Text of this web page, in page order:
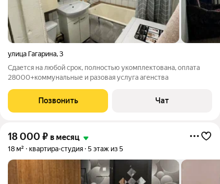
улица Гагарина,3
Сдается на любой срок, полностью укомплектована, оплата
28000+коммунальные и разовая услуга агенства
Позвонить Чат
18 000 ₽ в месяц
18 м² квартира-студия 5 этаж из 5